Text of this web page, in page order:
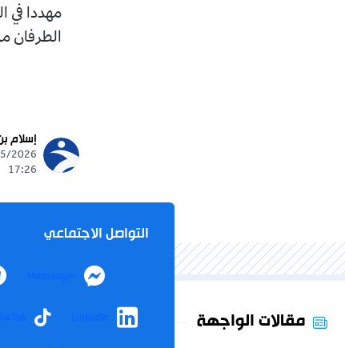
مهددا في
الطرفان
إسلام
17:26
التواصل الاجتماعي
Messenger
LinkedIn
TikTok مقالات الواجهة